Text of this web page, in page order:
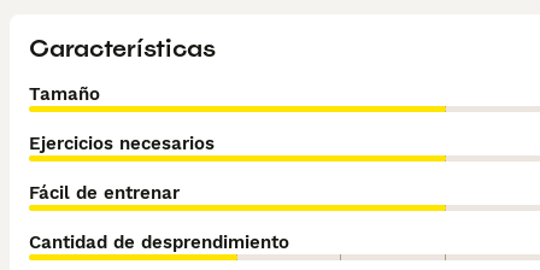
Características
Tamaño
Ejercicios necesarios
Fácil de entrenar
Cantidad de desprendimiento